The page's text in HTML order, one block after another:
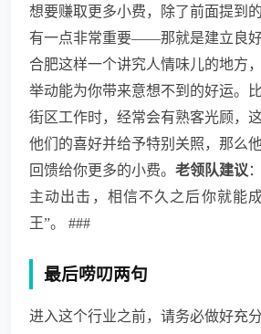
想要赚取更多小费，除了前面提到
有一点非常重要——那就是建立良
合肥这样一个讲究人情味儿的地方
举动能为你带来意想不到的好运。
街区工作时，经常会有熟客光顾，
他们的喜好并给予特别关照，那么
回馈给你更多的小费。 老领队建议
主动出击，相信不久之后你就能
王”。 ###
最后唠叨两句
进入这个行业之前，请务必做好充